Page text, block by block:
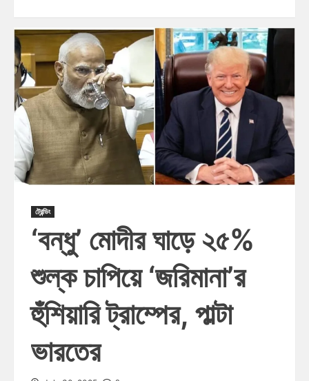
ট্রেন্ডিং
‘বন্ধু’ মোদীর ঘাড়ে ২৫%
শুল্ক চাপিয়ে ‘জরিমানা’র
হুঁশিয়ারি ট্রাম্পের, পাল্টা
ভারতের